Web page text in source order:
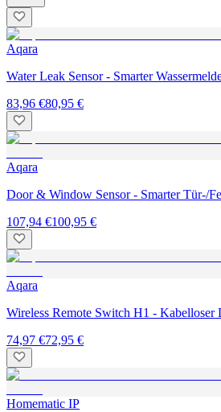
Aqara
Water Leak Sensor - Smarter
83,96 €80,95 €
Aqara
Door & Window Sensor - Smarter Tür-/
107,94 €100,95 €
Aqara
Wireless Remote Switch H1 - Kabelloser
74,97 €72,95 €
Homematic IP